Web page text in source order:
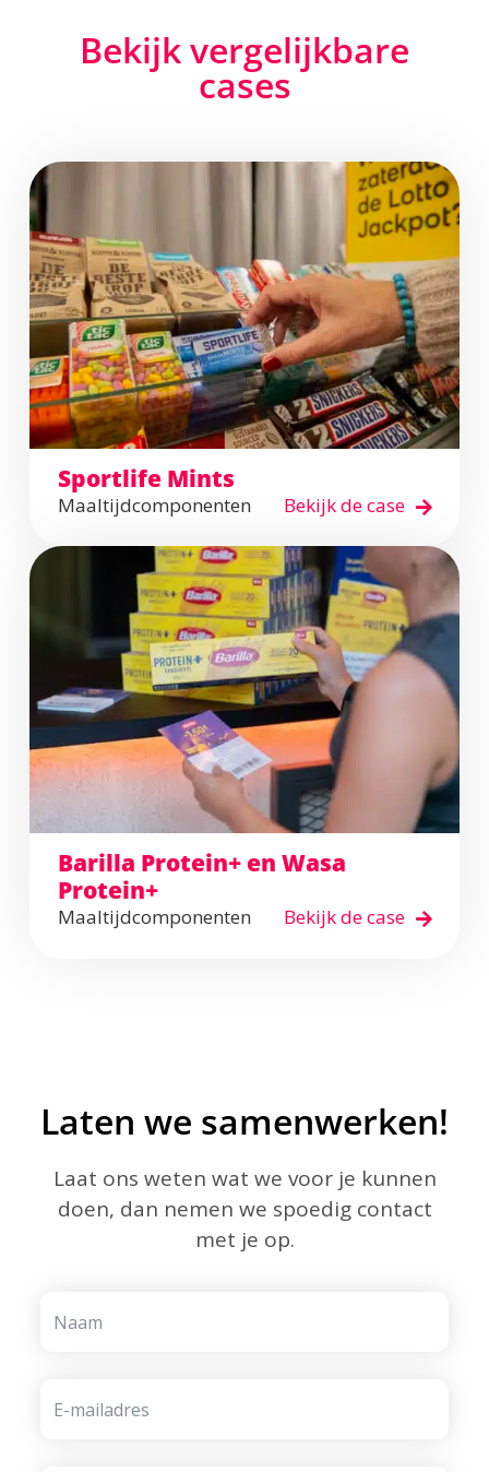
Bekijk vergelijkbare
cases
Sportlife Mints
Maaltijdcomponenten Bekijk de case
Barilla Protein+ en Wasa
Protein+
Maaltijdcomponenten Bekijk de case
Laten we samenwerken!
Laat ons weten wat we voor je kunnen
doen, dan nemen we spoedig contact
met je op.